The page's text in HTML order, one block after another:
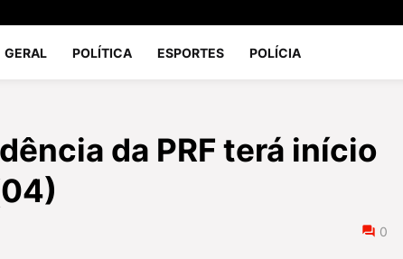
GERAL POLÍTICA ESPORTES POLÍCIA
da PRF terá início
0